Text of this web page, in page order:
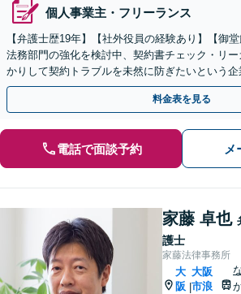
個人事業主・フリーランス
【弁護士歴19年】【社外役員の経験あり】【御堂
法務部門の強化を検討中、契約書チェック・リ
かりして契約トラブルを未然に防ぎたいという
な経験と実績でご対応いたします
料金表を見る
電話で面談予約 メ
家藤 卓也
護士
家藤法律事務所
大
阪 |
大阪
市浪